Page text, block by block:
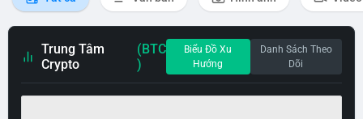
Trung Tâm
Crypto
(BTC
)
Biểu Đồ Xu
Hướng
Danh Sách Theo
Dõi